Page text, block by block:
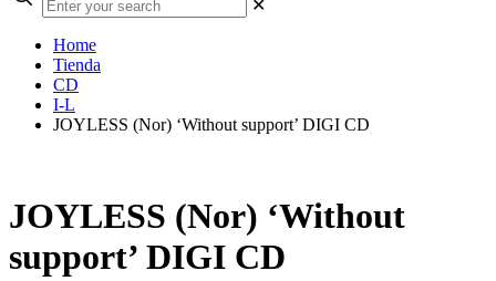
✕
Home
Tienda
CD
I-L
JOYLESS (Nor) ‘Without support’ DIGI CD
JOYLESS (Nor) ‘Without
support’ DIGI CD